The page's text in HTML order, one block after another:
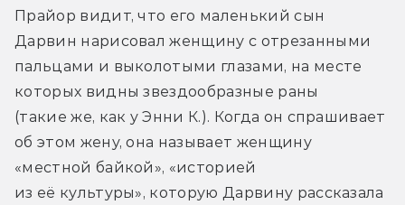
Прайор видит, что его маленький сын
Дарвин нарисовал женщину с отрезанными
пальцами и выколотыми глазами, на месте
которых видны звездообразные раны
(такие же, как у Энни К.). Когда он спрашивает
об этом жену, она называет женщину
«местной байкой», «историей
из её культуры», которую Дарвину рассказала